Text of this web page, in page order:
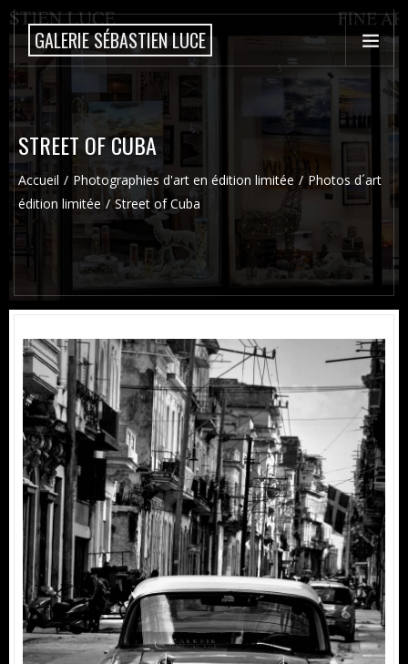
GALERIE SÉBASTIEN LUCE
STREET OF CUBA
Accueil Photographies d'art en édition limitée
Photos d´art
édition limitée
Street of Cuba